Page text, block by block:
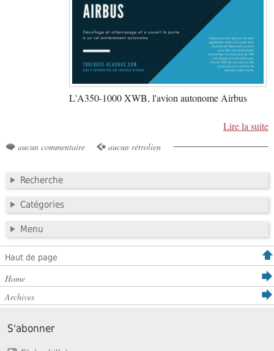
L'A350-1000 XWB, l'avion autonome Airbus
Lire la suite
aucun commentaire aucun rétrolien
Recherche
Catégories
Menu
Haut de page
Home
Archives
S'abonner